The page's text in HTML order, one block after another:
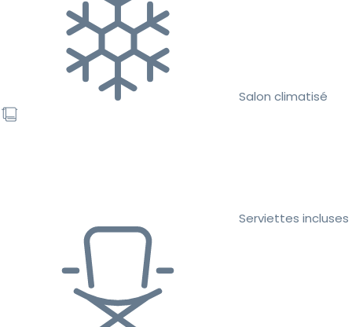
Salon climatisé
Serviettes incluses